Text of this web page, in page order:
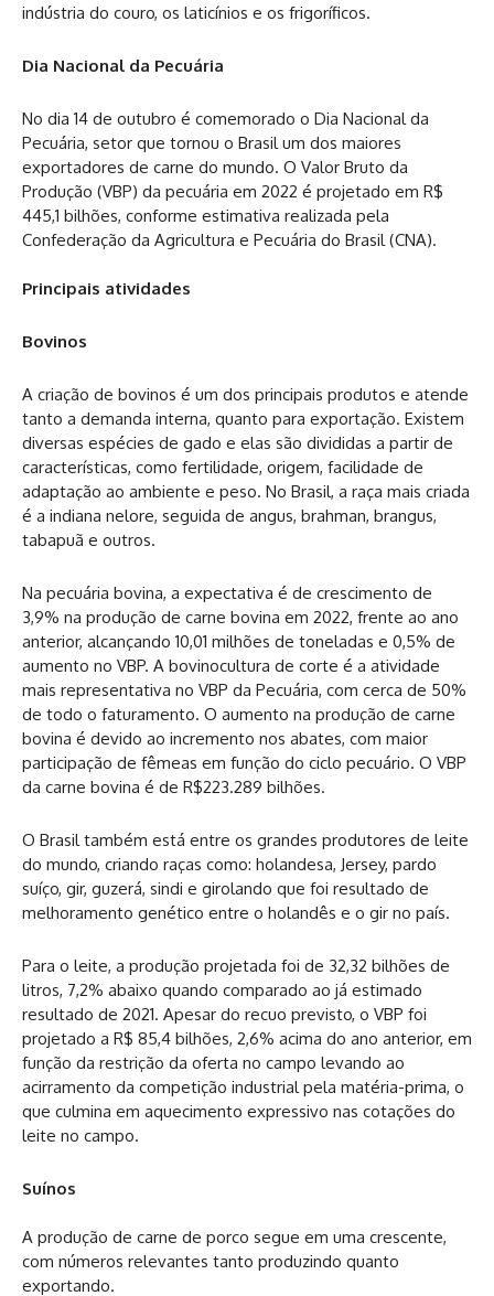
indústria do couro, os laticínios e os frigoríficos.
Dia Nacional da Pecuária
No dia 14 de outubro é comemorado o Dia Nacional da
Pecuária, setor que tornou o Brasil um dos maiores
exportadores de carne do mundo. O Valor Bruto da
Produção (VBP) da pecuária em 2022 é projetado em R$
445,1 bilhões, conforme estimativa realizada pela
Confederação da Agricultura e Pecuária do Brasil (CNA).
Principais atividades
Bovinos
A criação de bovinos é um dos principais produtos e atende
tanto a demanda interna, quanto para exportação. Existem
diversas espécies de gado e elas são divididas a partir de
características, como fertilidade, origem, facilidade de
adaptação ao ambiente e peso. No Brasil, a raça mais criada
é a indiana nelore, seguida de angus, brahman, brangus,
tabapuã e outros.
Na pecuária bovina, a expectativa é de crescimento de
3,9% na produção de carne bovina em 2022, frente ao ano
anterior, alcançando 10,01 milhões de toneladas e 0,5% de
aumento no VBP. A bovinocultura de corte é a atividade
mais representativa no VBP da Pecuária, com cerca de 50%
de todo o faturamento. O aumento na produção de carne
bovina é devido ao incremento nos abates, com maior
participação de fêmeas em função do ciclo pecuário. O VBP
da carne bovina é de R$223.289 bilhões.
O Brasil também está entre os grandes produtores de leite
do mundo, criando raças como: holandesa, Jersey, pardo
suíço, gir, guzerá, sindi e girolando que foi resultado de
melhoramento genético entre o holandês e o gir no país.
Para o leite, a produção projetada foi de 32,32 bilhões de
litros, 7,2% abaixo quando comparado ao já estimado
resultado de 2021. Apesar do recuo previsto, o VBP foi
projetado a R$ 85,4 bilhões, 2,6% acima do ano anterior, em
função da restrição da oferta no campo levando ao
acirramento da competição industrial pela matéria-prima, o
que culmina em aquecimento expressivo nas cotações do
leite no campo.
Suínos
A produção de carne de porco segue em uma crescente,
com números relevantes tanto produzindo quanto
exportando.